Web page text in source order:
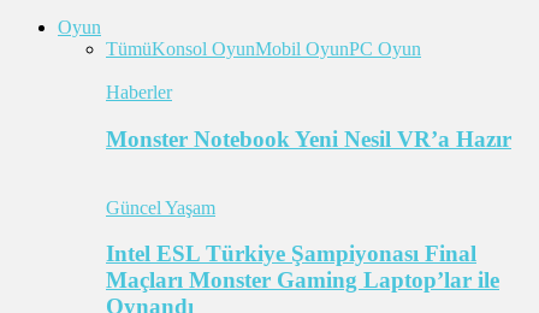
Oyun
TümüKonsol OyunMobil OyunPC Oyun
Haberler
Monster Notebook Yeni Nesil VR’a Hazır
Güncel Yaşam
Intel ESL Türkiye Şampiyonası Final
Maçları Monster Gaming Laptop’lar ile
Oynandı